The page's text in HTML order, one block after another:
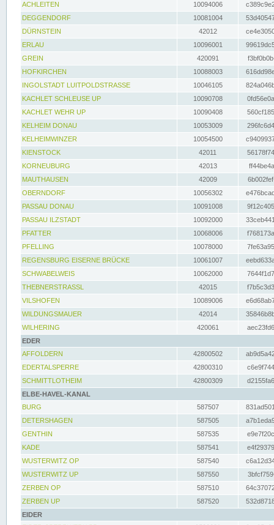
ACHLEITEN
10094006
DEGGENDORF
10081004
DÜRNSTEIN
42012
ERLAU
10096001
GREIN
420091
HOFKIRCHEN
10088003
INGOLSTADT LUITPOLDSTRASSE
10046105
KACHLET SCHLEUSE UP
10090708
KACHLET WEHR UP
10090408
KELHEIM DONAU
10053009
KELHEIMWINZER
10054500
KIENSTOCK
42011
KORNEUBURG
42013
MAUTHAUSEN
42009
OBERNDORF
10056302
PASSAU DONAU
10091008
PASSAU ILZSTADT
10092000
PFATTER
10068006
PFELLING
10078000
REGENSBURG EISERNE BRÜCKE
10061007
SCHWABELWEIS
10062000
THEBNERSTRASSL
42015
VILSHOFEN
10089006
WILDUNGSMAUER
42014
WILHERING
420061
EDER
AFFOLDERN
42800502
EDERTALSPERRE
42800310
SCHMITTLOTHEIM
42800309
ELBE-HAVEL-KANAL
BURG
587507
DETERSHAGEN
587505
GENTHIN
587535
KADE
587541
WUSTERWITZ OP
587540
WUSTERWITZ UP
587550
ZERBEN OP
587510
ZERBEN UP
587520
EIDER